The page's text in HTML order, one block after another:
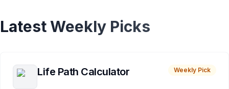
Latest Weekly Picks
Life Path Calculator Weekly Pick